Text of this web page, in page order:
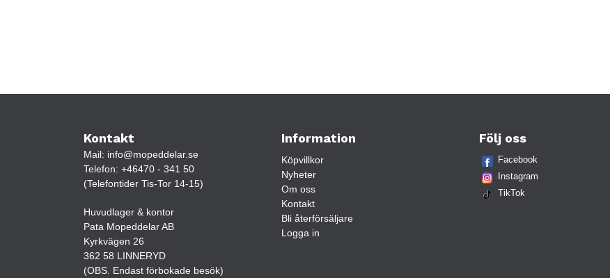
Kontakt
Mail: info@mopeddelar.se
Telefon: +46470 - 341 50
(Telefontider Tis-Tor 14-15)
Huvudlager & kontor
Pata Mopeddelar AB
Kyrkvägen 26
362 58 LINNERYD
(OBS. Endast förbokade besök)
Information
Köpvillkor
Nyheter
Om oss
Kontakt
Bli återförsäljare
Logga in
Följ oss
Facebook
Instagram
TikTok